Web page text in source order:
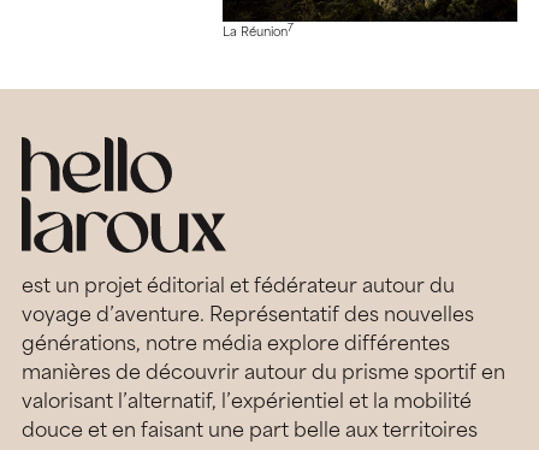
La Réunion7
est un projet éditorial et fédérateur autour du
voyage d’aventure. Représentatif des nouvelles
générations, notre média explore différentes
manières de découvrir autour du prisme sportif en
valorisant l’alternatif, l’expérientiel et la mobilité
douce et en faisant une part belle aux territoires